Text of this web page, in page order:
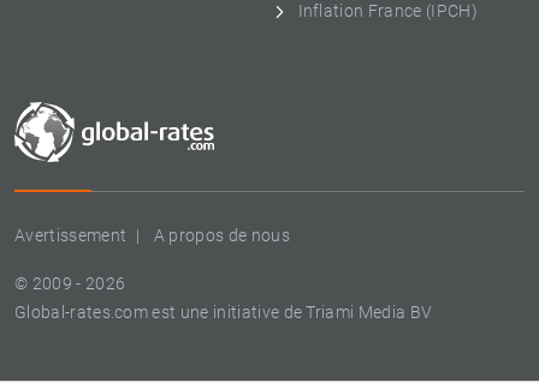
Avertissement A propos de nous
© 2009 - 2026
Global-rates.com est une initiative de Triami Media BV
Inflation France (IPCH)